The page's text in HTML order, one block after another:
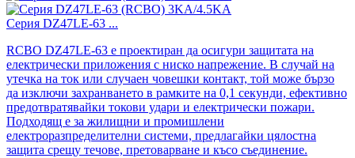
Серия DZ47LE-63 ...
RCBO DZ47LE-63 е проектиран да осигури защитата на
електрически приложения с ниско напрежение. В случай на
утечка на ток или случаен човешки контакт, той може бързо
да изключи захранването в рамките на 0,1 секунди, ефективно
предотвратявайки токови удари и електрически пожари.
Подходящ е за жилищни и промишлени
електроразпределителни системи, предлагайки цялостна
защита срещу течове, претоварване и късо съединение.